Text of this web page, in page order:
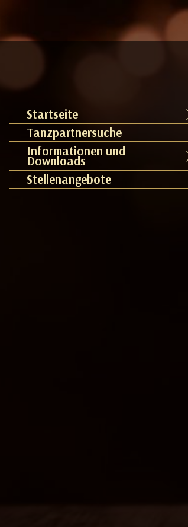
Startseite
Tanzpartnersuche
Informationen und
Downloads
Stellenangebote